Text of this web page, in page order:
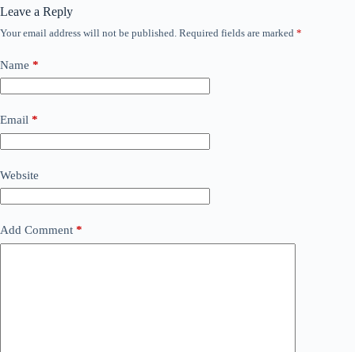
Leave a Reply
Your email address will not be published. Required fields are marked *
Name *
Email *
Website
Add Comment *